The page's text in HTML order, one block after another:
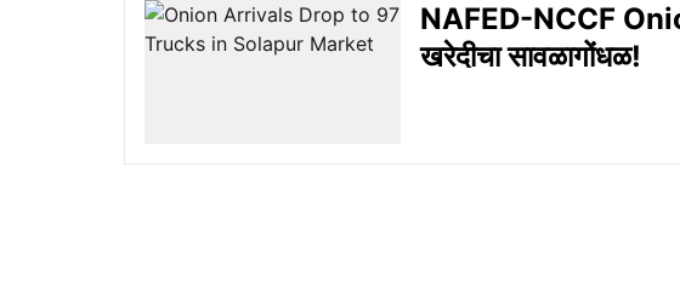
NAFED-NCCF
खरेदीचा सावळागोंधळ!